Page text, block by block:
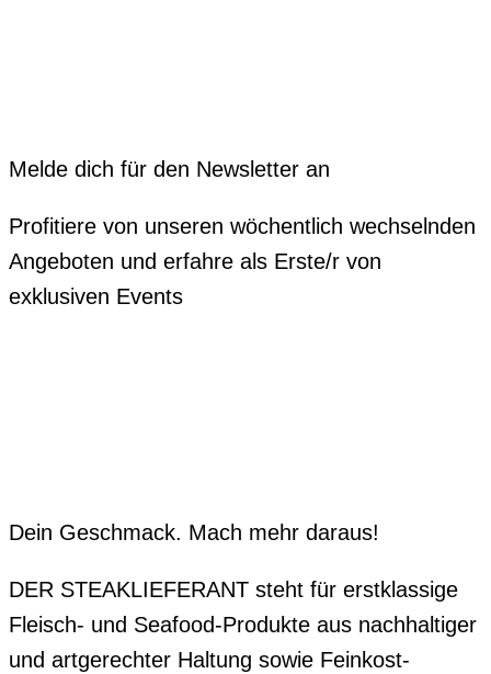
Melde dich für den Newsletter an
Profitiere von unseren wöchentlich wechselnden
Angeboten und erfahre als Erste/r von
exklusiven Events
Dein Geschmack. Mach mehr daraus!
DER STEAKLIEFERANT steht für erstklassige
Fleisch- und Seafood-Produkte aus nachhaltiger
und artgerechter Haltung sowie Feinkost-